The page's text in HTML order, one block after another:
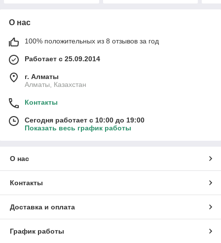
О нас
100% положительных из 8 отзывов за год
Работает с 25.09.2014
г. Алматы
Алматы, Казахстан
Контакты
Сегодня работает с 10:00 до 19:00
Показать весь график работы
О нас
Контакты
Доставка и оплата
График работы